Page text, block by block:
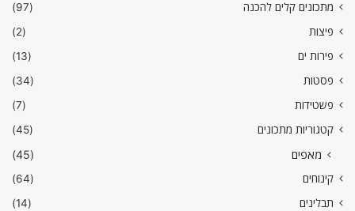
מתכונים קלים להכנה
(97)
פיצות
(2)
פירות ים
(13)
פסטות
(34)
פשטידות
(7)
קטגוריות מתכונים
(45)
מאפים (45)
קינוחים
(64)
תבלינים
(14)